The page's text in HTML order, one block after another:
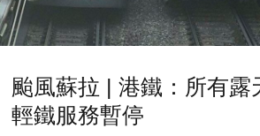
颱風蘇拉 | 港鐵：所有露
輕鐵服務暫停